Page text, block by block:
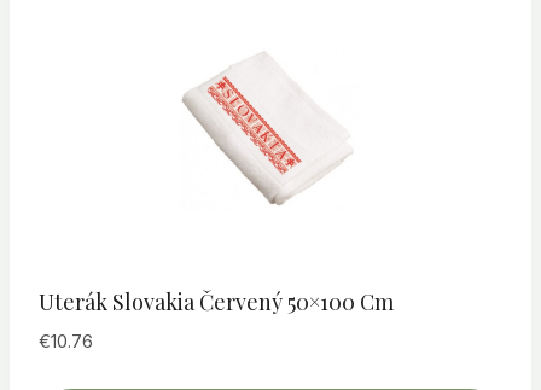
Uterák Slovakia Červený 50×100 Cm
€10.76